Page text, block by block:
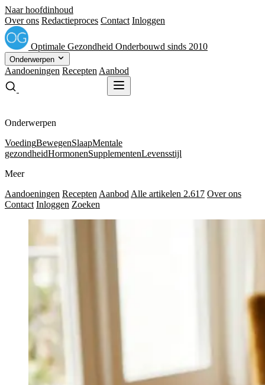
Naar hoofdinhoud
Over ons Redactieproces Contact Inloggen
Optimale Gezondheid Onderbouwd sinds 2010
Onderwerpen
Aandoeningen Recepten Aanbod
Onderwerpen
VoedingBewegenSlaapMentale
gezondheidHormonenSupplementenLevensstijl
Meer
Aandoeningen Recepten Aanbod Alle artikelen 2.617 Over ons
Contact Inloggen Zoeken